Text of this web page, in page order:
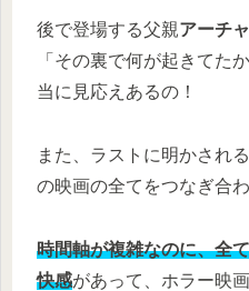
後で登場する父親アーチ
「その裏で何が起きてた
当に見応えあるの！
また、ラストに明かされる
の映画の全てをつなぎ合
時間軸が複雑なのに、全
快感があって、ホラー映